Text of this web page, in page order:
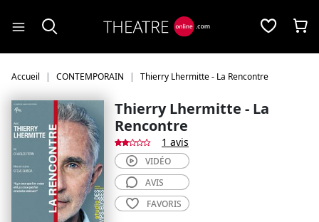
Accueil CONTEMPORAIN Thierry Lhermitte - La Rencontre
Thierry Lhermitte - La
Rencontre
1 avis
VIDÉO
AVIS
FAVORIS